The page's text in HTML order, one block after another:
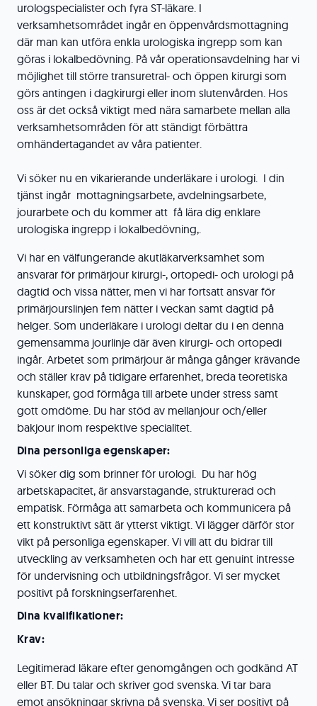
urologspecialister och fyra ST-läkare. I
verksamhetsområdet ingår en öppenvårdsmottagning
där man kan utföra enkla urologiska ingrepp som kan
göras i lokalbedövning. På vår operationsavdelning har vi
möjlighet till större transuretral- och öppen kirurgi som
görs antingen i dagkirurgi eller inom slutenvården. Hos
oss är det också viktigt med nära samarbete mellan alla
verksamhetsområden för att ständigt förbättra
omhändertagandet av våra patienter.
Vi söker nu en vikarierande underläkare i urologi. I din
tjänst ingår mottagningsarbete, avdelningsarbete,
jourarbete och du kommer att få lära dig enklare
urologiska ingrepp i lokalbedövning,.
Vi har en välfungerande akutläkarverksamhet som
ansvarar för primärjour kirurgi-, ortopedi- och urologi på
dagtid och vissa nätter, men vi har fortsatt ansvar för
primärjourslinjen fem nätter i veckan samt dagtid på
helger. Som underläkare i urologi deltar du i en denna
gemensamma jourlinje där även kirurgi- och ortopedi
ingår. Arbetet som primärjour är många gånger krävande
och ställer krav på tidigare erfarenhet, breda teoretiska
kunskaper, god förmåga till arbete under stress samt
gott omdöme. Du har stöd av mellanjour och/eller
bakjour inom respektive specialitet.
Dina personliga egenskaper:
Vi söker dig som brinner för urologi. Du har hög
arbetskapacitet, är ansvarstagande, strukturerad och
empatisk. Förmåga att samarbeta och kommunicera på
ett konstruktivt sätt är ytterst viktigt. Vi lägger därför stor
vikt på personliga egenskaper. Vi vill att du bidrar till
utveckling av verksamheten och har ett genuint intresse
för undervisning och utbildningsfrågor. Vi ser mycket
positivt på forskningserfarenhet.
Dina kvalifikationer:
Krav:
Legitimerad läkare efter genomgången och godkänd AT
eller BT. Du talar och skriver god svenska. Vi tar bara
emot ansökningar skrivna på svenska. Vi ser positivt på